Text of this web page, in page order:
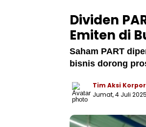
Dividen
Emiten di
Saham PART
bisnis dorong
Tim Aksi
Jumat, 4 Juli 2025